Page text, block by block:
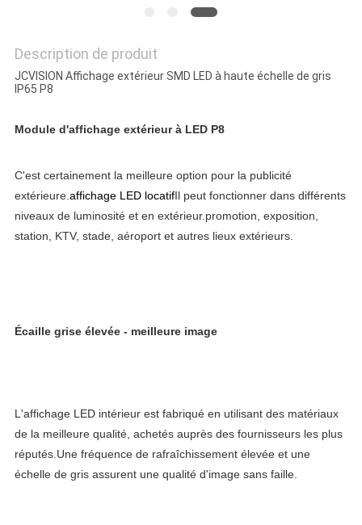
POLITIQUE
DE
CONFIDENTIALITÉ
Description de produit
JCVISION Affichage extérieur SMD LED à haute échelle de gris
IP65 P8
Module d'affichage extérieur à LED P8
C'est certainement la meilleure option pour la publicité
extérieure.affichage LED locatifIl peut fonctionner dans différents
niveaux de luminosité et en extérieur.promotion, exposition,
station, KTV, stade, aéroport et autres lieux extérieurs.
Écaille grise élevée - meilleure image
L'affichage LED intérieur est fabriqué en utilisant des matériaux
de la meilleure qualité, achetés auprès des fournisseurs les plus
réputés.Une fréquence de rafraîchissement élevée et une
échelle de gris assurent une qualité d'image sans faille.